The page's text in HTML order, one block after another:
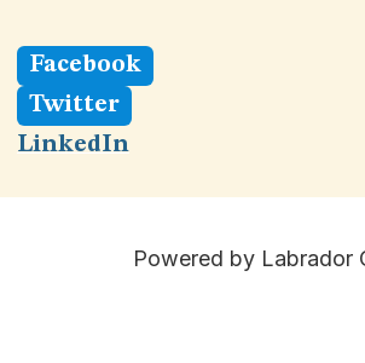
Facebook
Twitter
LinkedIn
Powered by Labrador